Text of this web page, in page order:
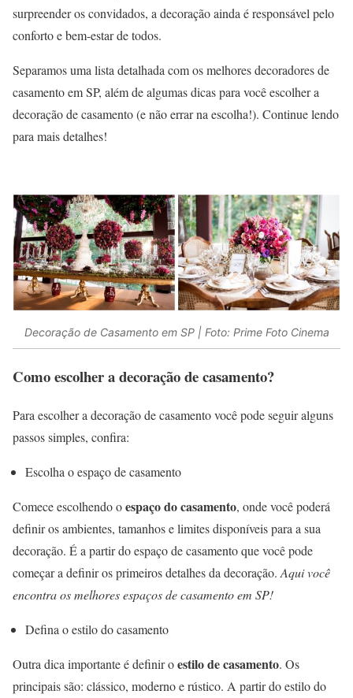
surpreender os convidados, a decoração ainda é responsável pelo
conforto e bem-estar de todos.
Separamos uma lista detalhada com os melhores decoradores de
casamento em SP, além de algumas dicas para você escolher a
decoração de casamento (e não errar na escolha!). Continue lendo
para mais detalhes!
Decoração de Casamento em SP | Foto: Prime Foto Cinema
Como escolher a decoração de casamento?
Para escolher a decoração de casamento você pode seguir alguns
passos simples, confira:
Escolha o espaço de casamento
Comece escolhendo oespaço do casamento, onde você poderá
definir os ambientes, tamanhos e limites disponíveis para a sua
decoração. É a partir do espaço de casamento que você pode
começar a definir os primeiros detalhes da decoração. Aqui você
encontra os melhores espaços de casamento em SP!
Defina o estilo do casamento
Outra dica importante é definir oestilo de casamento. Os
principais são: clássico, moderno e rústico. A partir do estilo do